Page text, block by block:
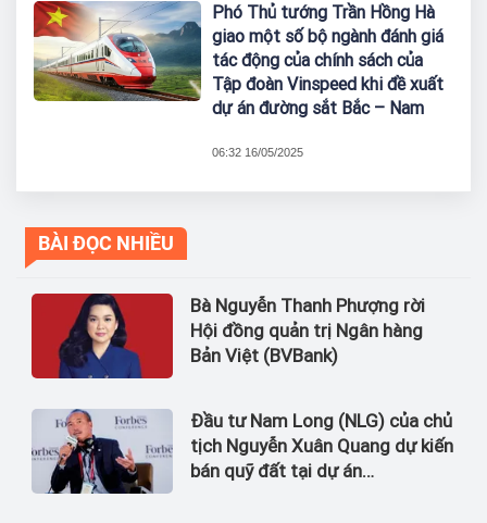
Phó Thủ tướng Trần Hồng Hà
giao một số bộ ngành đánh giá
tác động của chính sách của
Tập đoàn Vinspeed khi đề xuất
dự án đường sắt Bắc – Nam
06:32 16/05/2025
BÀI ĐỌC NHIỀU
Bà Nguyễn Thanh Phượng rời
Hội đồng quản trị Ngân hàng
Bản Việt (BVBank)
Đầu tư Nam Long (NLG) của chủ
tịch Nguyễn Xuân Quang dự kiến
bán quỹ đất tại dự án